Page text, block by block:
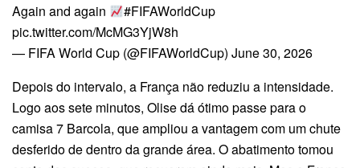
Again and again
#FIFAWorldCup
pic.twitter.com/McMG3YjW8h
— FIFA World Cup (@FIFAWorldCup) June 30, 2026
Depois do intervalo, a França não reduziu a intensidade.
Logo aos sete minutos, Olise dá ótimo passe para o
camisa 7 Barcola, que ampliou a vantagem com um chute
desferido de dentro da grande área. O abatimento tomou